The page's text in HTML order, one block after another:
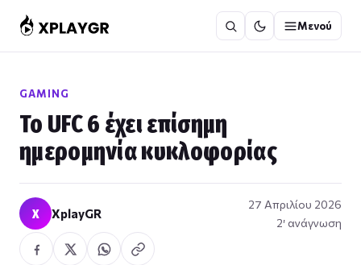
στο
περιεχόμενο
Μενού
GAMING
Το UFC 6 έχει επίσημη
ημερομηνία κυκλοφορίας
X XplayGR
27 Απριλίου 2026
2′ ανάγνωση